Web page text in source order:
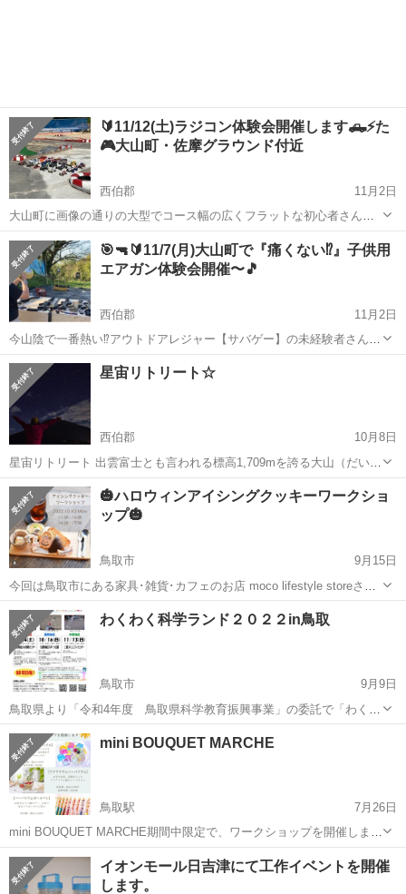
🔰11/12(土)ラジコン体験会開催します🛻⚡た️
🎮大山町・佐摩グラウンド付近
西伯郡
11月2日
大山町に画像の通りの大型でコース幅の広くフラットな初心者さん向
けのラジコンコースが先月完成しました‼️ ⚠️民間の有料コースなの
で、走行会開催日以外は利用・敷地内への立ち入りは禁止となります
⚠️ 現在土曜日を中心に全...
鳥取 西伯郡 ワークショップ 体験会
🎯🔫🔰11/7(月)大山町で『痛くない⁉️』子供用
エアガン体験会開催〜🎵
西伯郡
11月2日
今山陰で一番熱い⁉️アウトドアレジャー【サバゲー】の未経験者さん向
け体験会を来週月曜日に大山町で開催します🎵 （※雨天の場合は後日
に延期します） 昨年秋に松江市宍道町にオープンした山陰最大級の野
外サバゲーフィールドでは、行...
鳥取 西伯郡 ワークショップ
星宙リトリート☆
西伯郡
10月8日
星宙リトリート 出雲富士とも言われる標高1,709mを誇る大山（だいせ
ん） 夕方から夜への移ろいに見るその姿と表情は豊かです。 大山裾野
から美景を味わった後 宇宙と 星たちから降り注がれるエナジーと光
を ハート 身体 魂...
鳥取 西伯郡 ワークショップ リトリート
🎃ハロウィンアイシングクッキーワークショ
ップ🎃
鳥取市
9月15日
今回は鳥取市にある家具･雑貨･カフェのお店 moco lifestyle storeさん
の7周年イベントで ワークショップを開催することになりました🎉 お
作りいただくクッキーは ハロウィンクッキーです🎃🪄︎︎ 7周年イベン...
鳥取 鳥取市 ワークショップ スイーツ
わくわく科学ランド２０２２in鳥取
鳥取市
9月9日
鳥取県より「令和4年度 鳥取県科学教育振興事業」の委託で「わくわ
く科学ランド2022in鳥取」を開催する事となりました。東部・中部・
西部の３会場で様々な科学遊びを体験していただけます。 ● 9月24日
（土）14:0...
鳥取 鳥取市
mini BOUQUET MARCHE
鳥取駅
7月26日
mini BOUQUET MARCHE期間中限定で、ワークショップを開催します
♫（予約不要） 場所：CoCon（鳥取氏田園町4丁目165番地） 日時：
10:30〜12:00、13:30〜16:00 7/23(土...
鳥取 鳥取市 ワークショップ MARCHE
イオンモール日吉津にて工作イベントを開催
します。